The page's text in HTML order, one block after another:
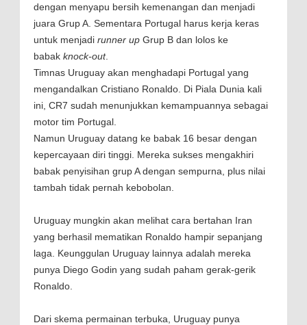
dengan menyapu bersih kemenangan dan menjadi
juara Grup A. Sementara Portugal harus kerja keras
untuk menjadi runner up Grup B dan lolos ke
babak knock-out.
Timnas Uruguay akan menghadapi Portugal yang
mengandalkan Cristiano Ronaldo. Di Piala Dunia kali
ini, CR7 sudah menunjukkan kemampuannya sebagai
motor tim Portugal.
Namun Uruguay datang ke babak 16 besar dengan
kepercayaan diri tinggi. Mereka sukses mengakhiri
babak penyisihan grup A dengan sempurna, plus nilai
tambah tidak pernah kebobolan.
Uruguay mungkin akan melihat cara bertahan Iran
yang berhasil mematikan Ronaldo hampir sepanjang
laga. Keunggulan Uruguay lainnya adalah mereka
punya Diego Godin yang sudah paham gerak-gerik
Ronaldo.
Dari skema permainan terbuka, Uruguay punya